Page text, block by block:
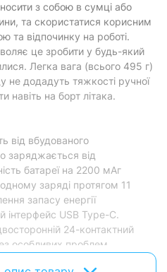
з собою в сумці або
та скористатися корисним
та відпочинку на роботі.
це зробити у будь-який
Легка вага (всього 495 г)
не додадуть тяжкості ручної
навіть на борт літака.
від вбудованого
заряджається від
батареї на 2200 мАг
заряді протягом 11
запасу енергії
інтерфейс USB Type-C.
24-контактний
особливих проблем
не дивлячись на